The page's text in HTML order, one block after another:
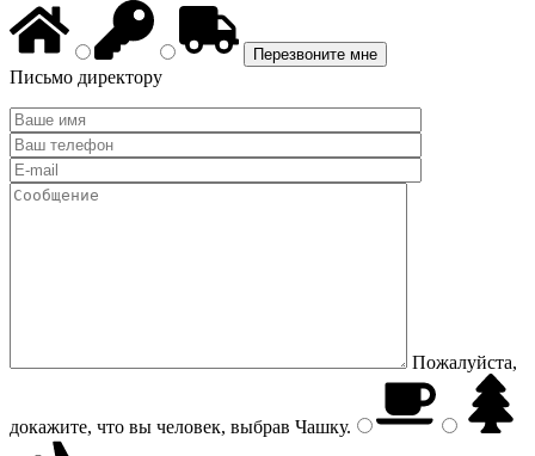
Письмо директору
Пожалуйста,
докажите, что вы человек, выбрав Чашку.